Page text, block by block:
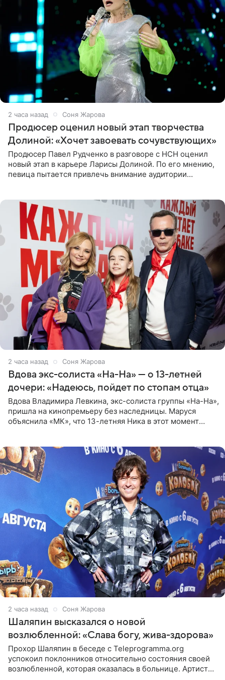
2 часа назад Соня Жарова
Продюсер оценил новый этап творчества
Долиной: «Хочет завоевать сочувствующих»
Продюсер Павел Рудченко в разговоре с НСН оценил
новый этап в карьере Ларисы Долиной. По его мнению,
певица пытается привлечь внимание аудитории
2 часа назад Соня Жарова
Вдова экс-солиста «На-На» — о 13-летней
дочери: «Надеюсь, пойдет по стопам отца»
Вдова Владимира Левкина, экс-солиста группы «На-На»,
пришла на кинопремьеру без наследницы. Маруся
объяснила «МК», что 13-летняя Ника в этот момент
2 часа назад Соня Жарова
Шаляпин высказался о новой
возлюбленной: «Слава богу, жива-здорова»
Прохор Шаляпин в беседе с Teleprogramma.org
успокоил поклонников относительно состояния своей
возлюбленной, которая оказалась в больнице. Артист